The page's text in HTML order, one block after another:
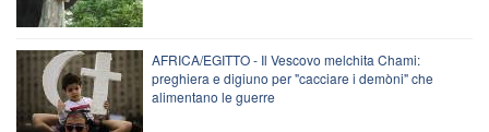
AFRICA/EGITTO - Il Vescovo melchita Chami:
preghiera e digiuno per "cacciare i demòni" che
alimentano le guerre